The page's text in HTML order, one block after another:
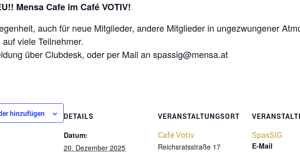
Mensa Cafe im Café VOTIV!
auch für neue Mitglieder, andere Mitglieder in ungezwungener
viele Teilnehmer.
über Clubdesk, oder per Mail an spassig@mensa.at
hinzufügen DETAILS
Datum:
20. Dezember 2025
VERANSTALTUNGSORT
Café Votiv
Reichsratsstraße 17
SpasSIG
E-Mail